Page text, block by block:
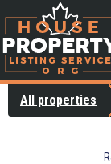
All properties